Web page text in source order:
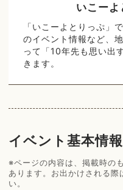
いこー
「いこーよとりっぷ」
のイベント情報など、
って「10年先も思い出
きます。
イベント基本情報
※ページの内容は、掲載時の
あります。お出かけされる際
い。